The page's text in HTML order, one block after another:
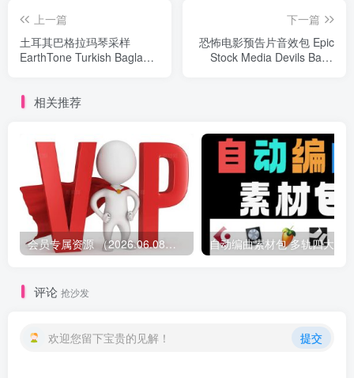
上一篇
土耳其巴格拉玛琴采样
EarthTone Turkish Baglama
下一篇
恐怖电影预告片音效包 Epic
Stock Media Devils Bane
相关推荐
会员专属资源 （2026.06.08更新）
评论 抢沙发
欢迎您留下宝贵的见解！ 提交